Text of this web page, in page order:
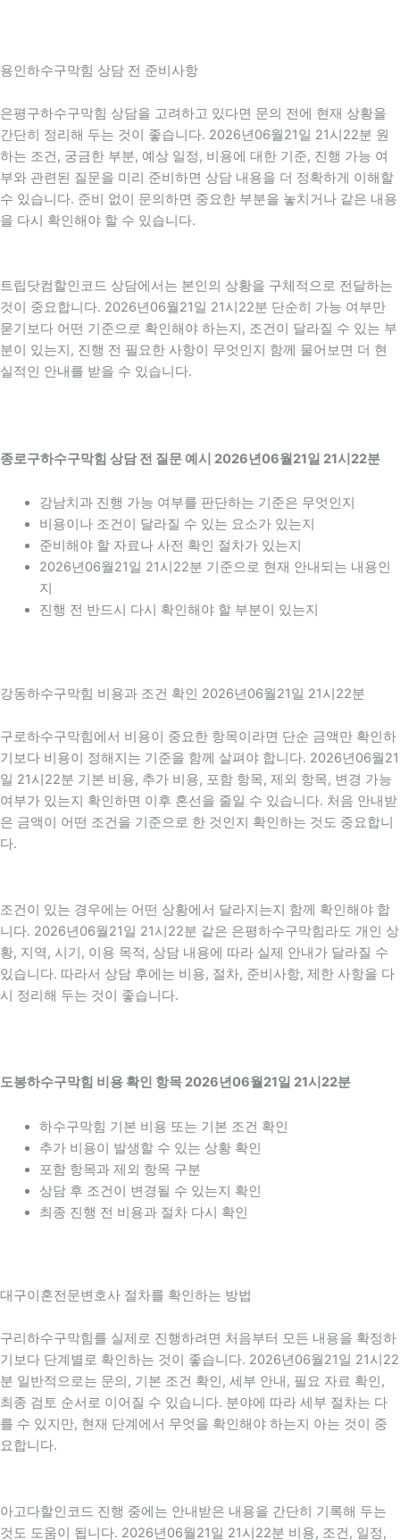
용인하수구막힘 상담 전 준비사항
은평구하수구막힘 상담을 고려하고 있다면 문의 전에 현재 상황을
간단히 정리해 두는 것이 좋습니다. 2026년06월21일 21시22분 원
하는 조건, 궁금한 부분, 예상 일정, 비용에 대한 기준, 진행 가능 여
부와 관련된 질문을 미리 준비하면 상담 내용을 더 정확하게 이해할
수 있습니다. 준비 없이 문의하면 중요한 부분을 놓치거나 같은 내용
을 다시 확인해야 할 수 있습니다.
트립닷컴할인코드 상담에서는 본인의 상황을 구체적으로 전달하는
것이 중요합니다. 2026년06월21일 21시22분 단순히 가능 여부만
묻기보다 어떤 기준으로 확인해야 하는지, 조건이 달라질 수 있는 부
분이 있는지, 진행 전 필요한 사항이 무엇인지 함께 물어보면 더 현
실적인 안내를 받을 수 있습니다.
종로구하수구막힘 상담 전 질문 예시 2026년06월21일 21시22분
강남치과 진행 가능 여부를 판단하는 기준은 무엇인지
비용이나 조건이 달라질 수 있는 요소가 있는지
준비해야 할 자료나 사전 확인 절차가 있는지
2026년06월21일 21시22분 기준으로 현재 안내되는 내용인
지
진행 전 반드시 다시 확인해야 할 부분이 있는지
강동하수구막힘 비용과 조건 확인 2026년06월21일 21시22분
구로하수구막힘에서 비용이 중요한 항목이라면 단순 금액만 확인하
기보다 비용이 정해지는 기준을 함께 살펴야 합니다. 2026년06월21
일 21시22분 기본 비용, 추가 비용, 포함 항목, 제외 항목, 변경 가능
여부가 있는지 확인하면 이후 혼선을 줄일 수 있습니다. 처음 안내받
은 금액이 어떤 조건을 기준으로 한 것인지 확인하는 것도 중요합니
다.
조건이 있는 경우에는 어떤 상황에서 달라지는지 함께 확인해야 합
니다. 2026년06월21일 21시22분 같은 은평하수구막힘라도 개인 상
황, 지역, 시기, 이용 목적, 상담 내용에 따라 실제 안내가 달라질 수
있습니다. 따라서 상담 후에는 비용, 절차, 준비사항, 제한 사항을 다
시 정리해 두는 것이 좋습니다.
도봉하수구막힘 비용 확인 항목 2026년06월21일 21시22분
하수구막힘 기본 비용 또는 기본 조건 확인
추가 비용이 발생할 수 있는 상황 확인
포함 항목과 제외 항목 구분
상담 후 조건이 변경될 수 있는지 확인
최종 진행 전 비용과 절차 다시 확인
대구이혼전문변호사 절차를 확인하는 방법
구리하수구막힘를 실제로 진행하려면 처음부터 모든 내용을 확정하
기보다 단계별로 확인하는 것이 좋습니다. 2026년06월21일 21시22
분 일반적으로는 문의, 기본 조건 확인, 세부 안내, 필요 자료 확인,
최종 검토 순서로 이어질 수 있습니다. 분야에 따라 세부 절차는 다
를 수 있지만, 현재 단계에서 무엇을 확인해야 하는지 아는 것이 중
요합니다.
아고다할인코드 진행 중에는 안내받은 내용을 간단히 기록해 두는
것도 도움이 됩니다. 2026년06월21일 21시22분 비용, 조건, 일정,